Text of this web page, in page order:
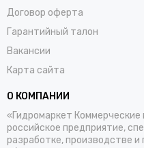
Договор оферта
Гарантийный талон
Вакансии
Карта сайта
О КОМПАНИИ
«Гидромаркет
российское предприятие,
разработке, производстве